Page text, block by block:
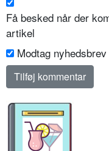
Få besked når der
artikel
Modtag